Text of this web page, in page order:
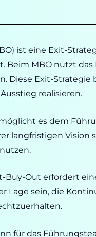
ist eine Exit-
MBO nutzt
Diese Exit-
realisieren.
es dem
langfristigen Vision
Out erfordert
Lage sein, die
für das